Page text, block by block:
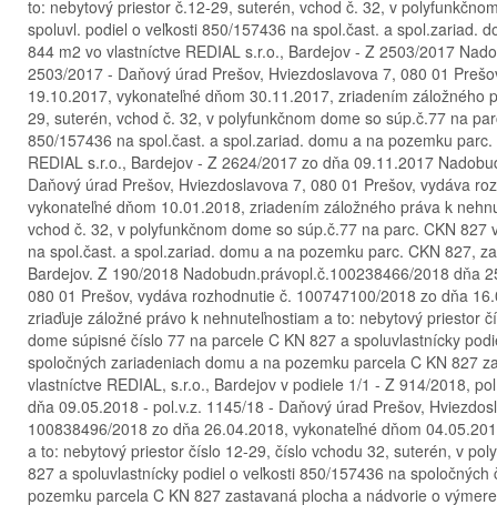
to: nebytový priestor č.12-29, suterén, vchod č. 32, v
spoluvl. podiel o veľkosti 850/157436 na spol.čast. a spol.zariad.
844 m2 vo vlastníctve REDIAL s.r.o., Bardejov - Z 2503/2017
2503/2017 - Daňový úrad Prešov, Hviezdoslavova 7, 080 01
19.10.2017, vykonateľné dňom 30.11.2017, zriadením
29, suterén, vchod č. 32, v polyfunkčnom dome so súp.č.77 na
850/157436 na spol.čast. a spol.zariad. domu a na pozemku
REDIAL s.r.o., Bardejov - Z 2624/2017 zo dňa 09.11.2017
Daňový úrad Prešov, Hviezdoslavova 7, 080 01 Prešov, vydáva
vykonateľné dňom 10.01.2018, zriadením záložného práva k
vchod č. 32, v polyfunkčnom dome so súp.č.77 na parc. CKN
na spol.čast. a spol.zariad. domu a na pozemku parc. CKN 827,
Bardejov. Z 190/2018 Nadobudn.právopl.č.100238466/2018 dňa
080 01 Prešov, vydáva rozhodnutie č. 100747100/2018 zo dňa
zriaďuje záložné právo k nehnuteľnostiam a to: nebytový priestor
dome súpisné číslo 77 na parcele C KN 827 a spoluvlastnícky
spoločných zariadeniach domu a na pozemku parcela C KN 827
vlastníctve REDIAL, s.r.o., Bardejov v podiele 1/1 - Z 914/2018,
dňa 09.05.2018 - pol.v.z. 1145/18 - Daňový úrad Prešov,
100838496/2018 zo dňa 26.04.2018, vykonateľné dňom
a to: nebytový priestor číslo 12-29, číslo vchodu 32, suterén, v
827 a spoluvlastnícky podiel o veľkosti 850/157436 na
pozemku parcela C KN 827 zastavaná plocha a nádvorie o